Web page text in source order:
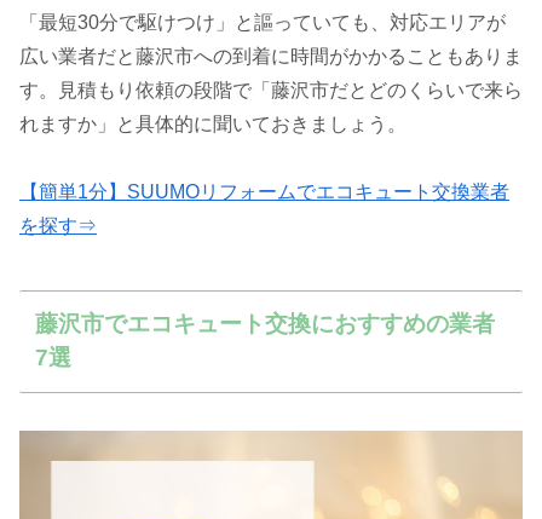
「最短30分で駆けつけ」と謳っていても、対応エリアが
広い業者だと藤沢市への到着に時間がかかることもありま
す。見積もり依頼の段階で「藤沢市だとどのくらいで来ら
れますか」と具体的に聞いておきましょう。
【簡単1分】SUUMOリフォームでエコキュート交換業者
を探す⇒
藤沢市でエコキュート交換におすすめの業者
7選